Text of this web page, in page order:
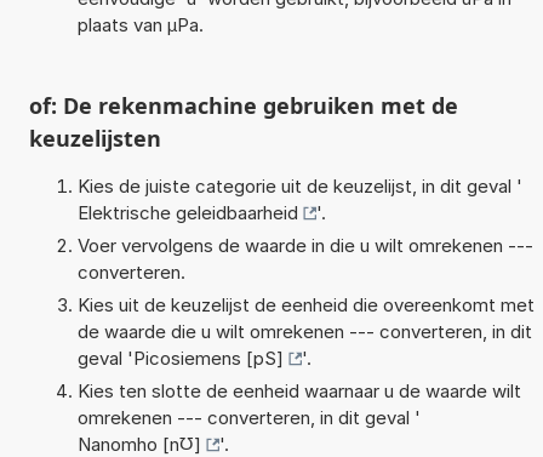
plaats van µPa.
of: De rekenmachine gebruiken met de
keuzelijsten
Kies de juiste categorie uit de keuzelijst, in dit geval '
Elektrische geleidbaarheid
'.
Voer vervolgens de waarde in die u wilt omrekenen ---
converteren.
Kies uit de keuzelijst de eenheid die overeenkomt met
de waarde die u wilt omrekenen --- converteren, in dit
geval 'Picosiemens [pS]
'.
Kies ten slotte de eenheid waarnaar u de waarde wilt
omrekenen --- converteren, in dit geval '
Nanomho [n℧]
'.